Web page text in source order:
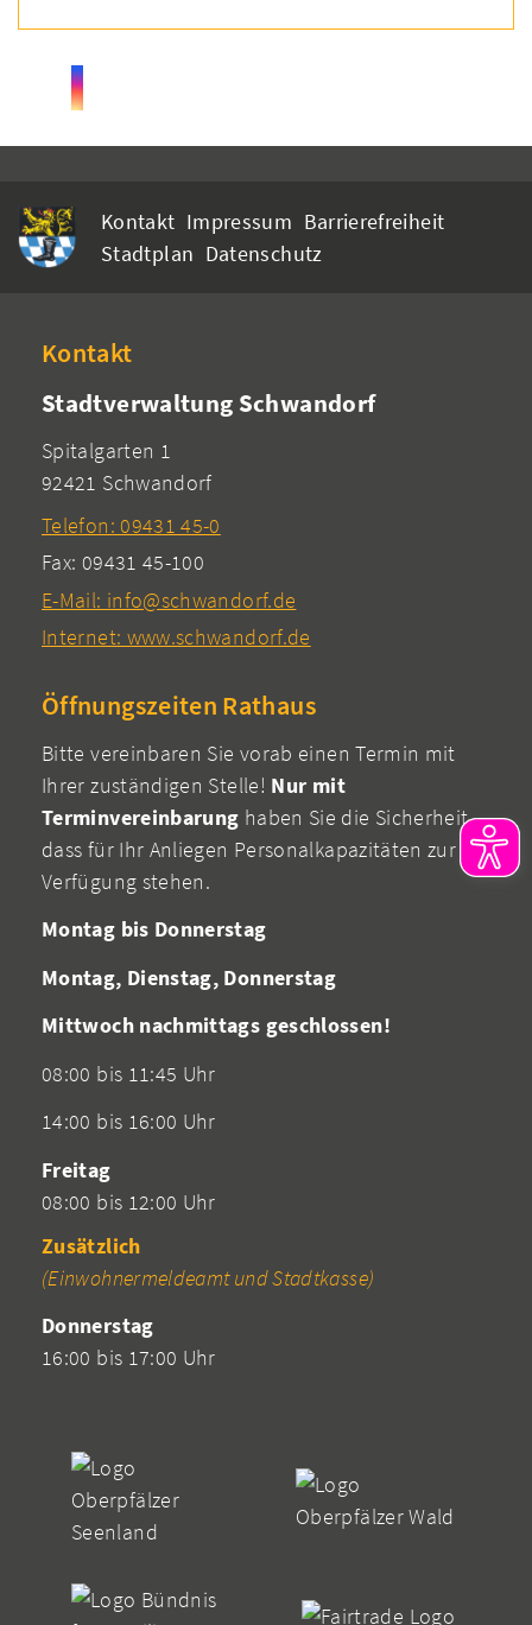
Kontakt Impressum Barrierefreiheit
Stadtplan Datenschutz
Kontakt
Stadtverwaltung Schwandorf
Spitalgarten 1
92421 Schwandorf
Telefon: 09431 45-0
Fax: 09431 45-100
E-Mail: info@schwandorf.de
Internet: www.schwandorf.de
Öffnungszeiten Rathaus
Bitte vereinbaren Sie vorab einen Termin mit
Ihrer zuständigen Stelle! Nur mit
Terminvereinbarung haben Sie die Sicherheit,
dass für Ihr Anliegen Personalkapazitäten zur
Verfügung stehen.
Montag bis Donnerstag
Montag, Dienstag, Donnerstag
Mittwoch nachmittags geschlossen!
08:00 bis 11:45 Uhr
14:00 bis 16:00 Uhr
Freitag
08:00 bis 12:00 Uhr
Zusätzlich
(Einwohnermeldeamt und Stadtkasse)
Donnerstag
16:00 bis 17:00 Uhr